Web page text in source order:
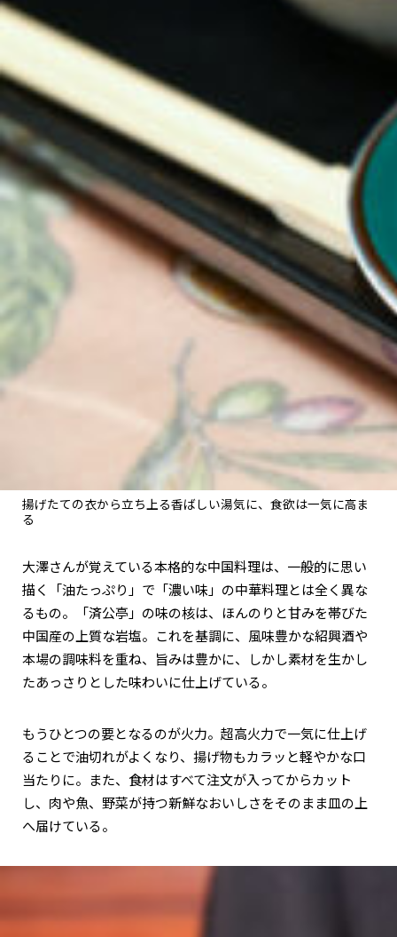
揚げたての衣から立ち上る香ばしい湯気に、食欲は一気に高ま
る
大澤さんが覚えている本格的な中国料理は、一般的に思い
描く「油たっぷり」で「濃い味」の中華料理とは全く異な
るもの。「済公亭」の味の核は、ほんのりと甘みを帯びた
中国産の上質な岩塩。これを基調に、風味豊かな紹興酒や
本場の調味料を重ね、旨みは豊かに、しかし素材を生かし
たあっさりとした味わいに仕上げている。
もうひとつの要となるのが火力。超高火力で一気に仕上げ
ることで油切れがよくなり、揚げ物もカラッと軽やかな口
当たりに。また、食材はすべて注文が入ってからカット
し、肉や魚、野菜が持つ新鮮なおいしさをそのまま皿の上
へ届けている。